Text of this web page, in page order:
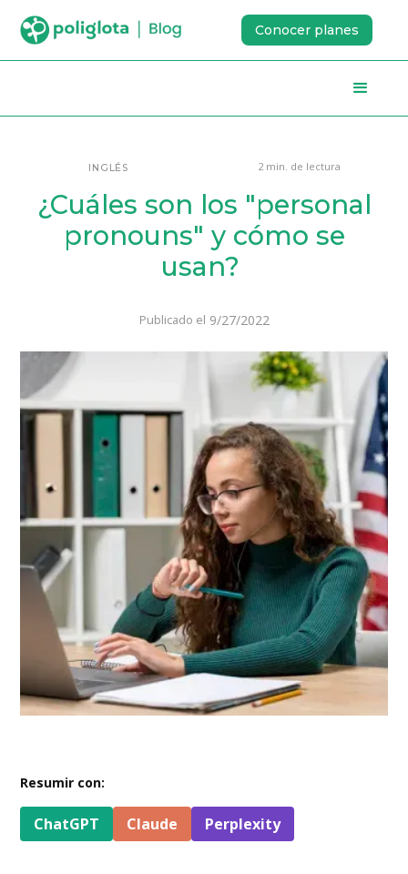
Conocer planes
INGLÉS 2 min. de lectura
¿Cuáles son los "personal
pronouns" y cómo se
usan?
Publicado el 9/27/2022
Resumir con:
ChatGPT Claude Perplexity